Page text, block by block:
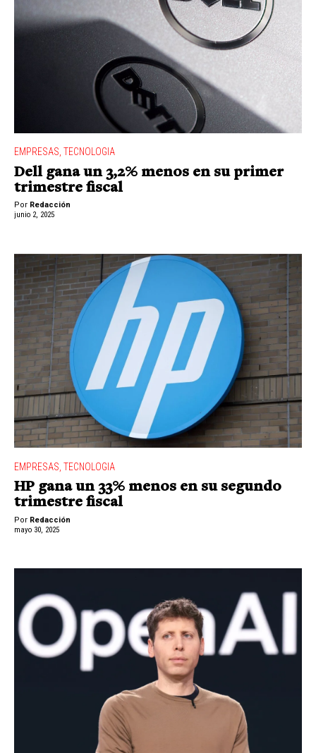
EMPRESAS TECNOLOGIA
Dell gana un 3,2% menos en su primer
trimestre fiscal
Por Redacción
junio 2, 2025
EMPRESAS TECNOLOGIA
HP gana un 33% menos en su segundo
trimestre fiscal
Por Redacción
mayo 30, 2025